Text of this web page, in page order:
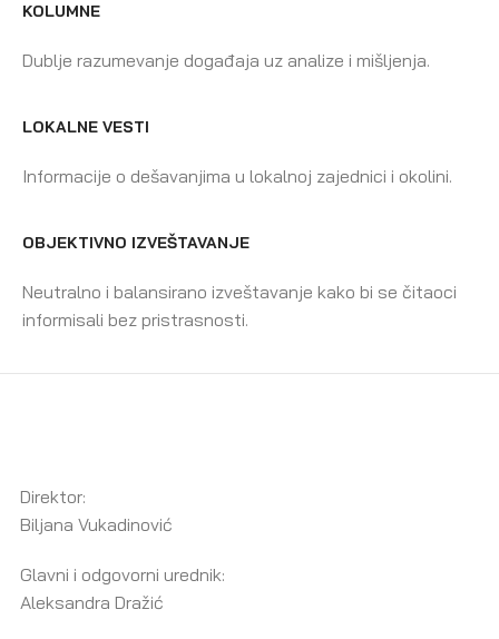
KOLUMNE
Dublje razumevanje događaja uz analize i mišljenja.
LOKALNE VESTI
Informacije o dešavanjima u lokalnoj zajednici i okolini.
OBJEKTIVNO IZVEŠTAVANJE
Neutralno i balansirano izveštavanje kako bi se čitaoci
informisali bez pristrasnosti.
Direktor:
Biljana Vukadinović
Glavni i odgovorni urednik:
Aleksandra Dražić